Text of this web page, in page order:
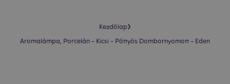
Kezdőlap›
Aromalámpa, Porcelán - Kicsi - Pöttyös Dombornyomott - Eden